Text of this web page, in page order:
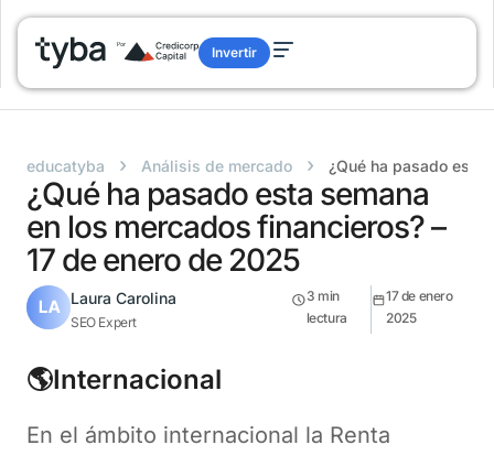
Invertir
educatyba › Análisis de mercado › ¿Qué ha pasado esta
¿Qué ha pasado esta semana
en los mercados financieros? –
17 de enero de 2025
Laura Carolina
SEO Expert
3 min
lectura
17 de enero
2025
🌎Internacional
En el ámbito internacional la Renta